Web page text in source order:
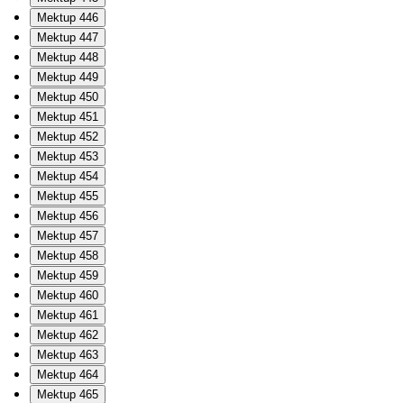
Mektup 446
Mektup 447
Mektup 448
Mektup 449
Mektup 450
Mektup 451
Mektup 452
Mektup 453
Mektup 454
Mektup 455
Mektup 456
Mektup 457
Mektup 458
Mektup 459
Mektup 460
Mektup 461
Mektup 462
Mektup 463
Mektup 464
Mektup 465